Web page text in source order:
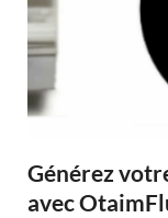
Générez
avec